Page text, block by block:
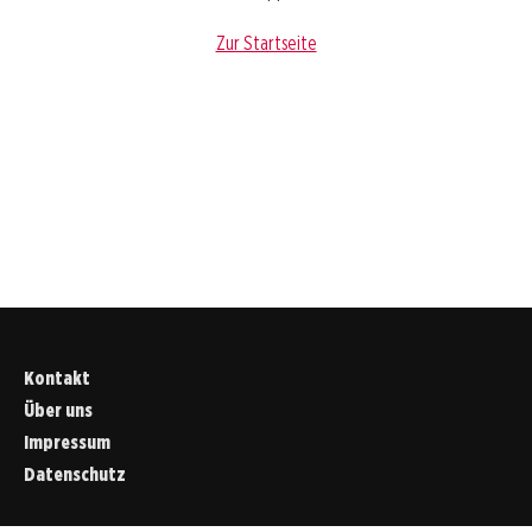
Zur Startseite
Kontakt
Über uns
Impressum
Datenschutz